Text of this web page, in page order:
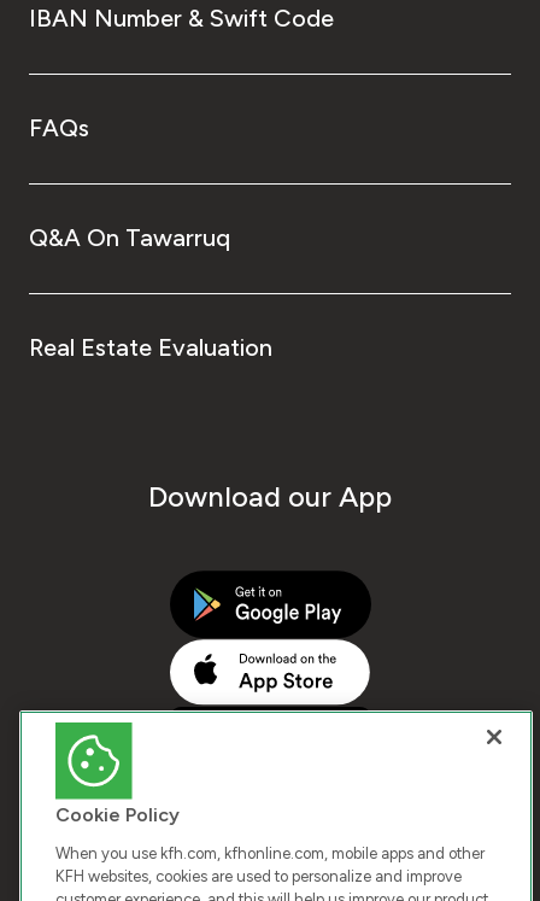
IBAN Number & Swift Code
FAQs
Q&A On Tawarruq
Real Estate Evaluation
Download our App
Cookie Policy
When you use kfh.com, kfhonline.com, mobile apps and other
KFH websites, cookies are used to personalize and improve